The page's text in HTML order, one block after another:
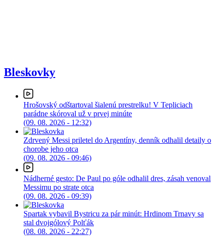
Bleskovky
Hrošovský odštartoval šialenú prestrelku! V Tepliciach
parádne skóroval už v prvej minúte
(09. 08. 2026 - 12:32)
Zdrvený Messi priletel do Argentíny, denník odhalil detaily o
chorobe jeho otca
(09. 08. 2026 - 09:46)
Nádherné gesto: De Paul po góle odhalil dres, zásah venoval
Messimu po strate otca
(09. 08. 2026 - 09:39)
Spartak vybavil Bystricu za pár minút: Hrdinom Trnavy sa
stal dvojgólový Polťák
(08. 08. 2026 - 22:27)